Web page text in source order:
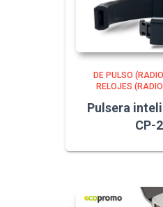
DE PULSO
RELOJES
Pulsera
CP-